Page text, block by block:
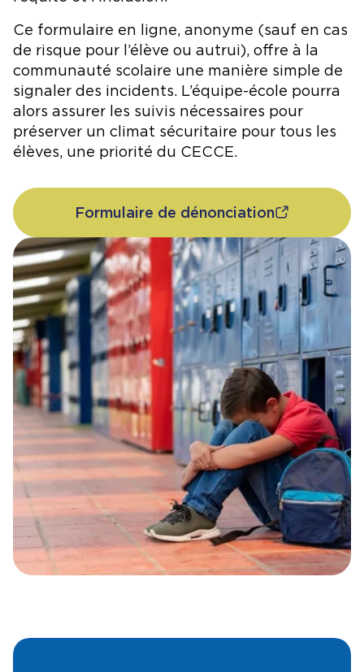
Intimider autrui, verbalement, physiquement ou
autrement;
Revoir avec les élèves la capsule sur la
cyberintimidation.
Utiliser le système pour encourager les
comportements positifs pour valoriser et
renforcer les comportements prosociaux
Enseigner une leçon sur la prévention de
l’intimidation à l’ensemble des élèves de
maternelle à la 8e année.
Enseigner la stratégie « Arrête, Éloigne-toi,
Parle » à l’ensemble des élèves et du
personnel de l’école.
Enseigner la stratégie «Affirme-toi, parles-en,
va chercher de l’aide
» à l’ensemble des
élèves et du personnel de l’école. (À l’aide de
la ressource «La prévention du comportement
intimidant dans le Soutien au comportement
positif».)
- Prévoir une rencontre du personnel où le ou
la TS de l’école présentera l’approche à tout
le personnel de l’école.
Durant la semaine du respect en novembre,
organiser des activités avec les élèves sur les
comportements prosociaux et le respect.
faire face à des comportements
d’intimidation.
Outiller les témoins d’intimidation pour
appuyer la victime.
Offrir aux élèves un moyen confidentiel pour
dénoncer les comportements d’intimidation.
Ce formulaire en ligne, anonyme (sauf en cas
de risque pour l’élève ou autrui), offre à la
communauté scolaire une manière simple de
signaler des incidents. L’équipe-école pourra
alors assurer les suivis nécessaires pour
préserver un climat sécuritaire pour tous les
élèves, une priorité du CECCE.
Formulaire de dénonciation